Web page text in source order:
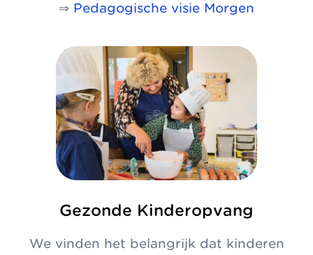
⇒ Pedagogische visie Morgen
Gezonde Kinderopvang
We vinden het belangrijk dat kinderen